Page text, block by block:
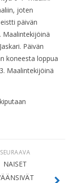
joten
päivän
Maalintekijöinä
Päivän
koneesta loppua
Maalintekijöinä
SEURAAVA
NAISET